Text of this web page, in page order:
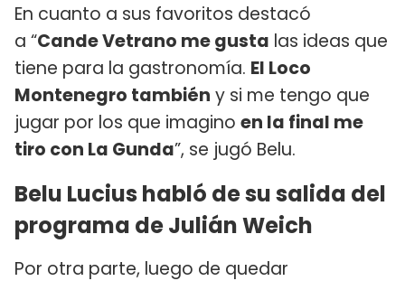
En cuanto a sus favoritos destacó
a “Cande Vetrano me gusta las ideas que
tiene para la gastronomía. El Loco
Montenegro también y si me tengo que
jugar por los que imagino en la final me
tiro con La Gunda”, se jugó Belu.
Belu Lucius habló de su salida del
programa de Julián Weich
Por otra parte, luego de quedar